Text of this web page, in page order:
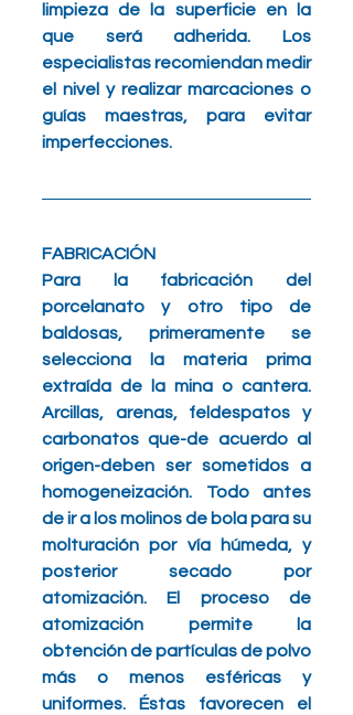
limpieza de la superficie en la
que será adherida. Los
especialistas recomiendan medir
el nivel y realizar marcaciones o
guías maestras, para evitar
imperfecciones.
FABRICACIÓN
Para la fabricación del
porcelanato y otro tipo de
baldosas, primeramente se
selecciona la materia prima
extraída de la mina o cantera.
Arcillas, arenas, feldespatos y
carbonatos que-de acuerdo al
origen-deben ser sometidos a
homogeneización. Todo antes
de ir a los molinos de bola para su
molturación por vía húmeda, y
posterior secado por
atomización. El proceso de
atomización permite la
obtención de partículas de polvo
más o menos esféricas y
uniformes. Éstas favorecen el